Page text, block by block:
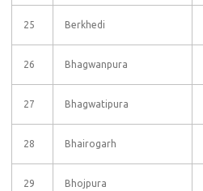
25 Berkhedi
26 Bhagwanpura
27 Bhagwatipura
28 Bhairogarh
29 Bhojpura